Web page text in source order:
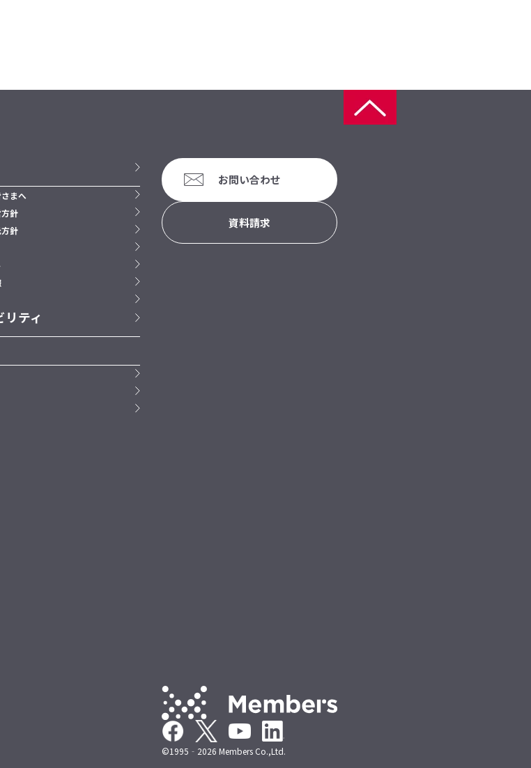
まへ
針
針
リティ
お問い合わせ
資料請求
©1995‐2026 Members Co.,Ltd.